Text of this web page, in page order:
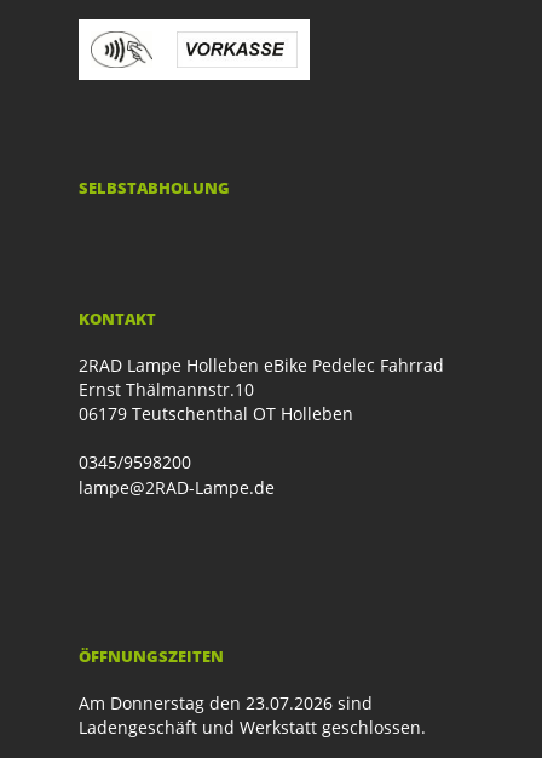
SELBSTABHOLUNG
KONTAKT
2RAD Lampe Holleben eBike Pedelec Fahrrad
Ernst Thälmannstr.10
06179 Teutschenthal OT Holleben
0345/9598200
lampe@2RAD-Lampe.de
ÖFFNUNGSZEITEN
Am Donnerstag den 23.07.2026 sind
Ladengeschäft und Werkstatt geschlossen.